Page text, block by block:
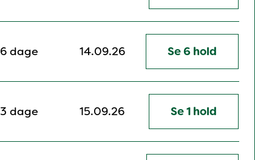
6 dage 14.09.26 Se 6 hold
3 dage 15.09.26 Se 1 hold